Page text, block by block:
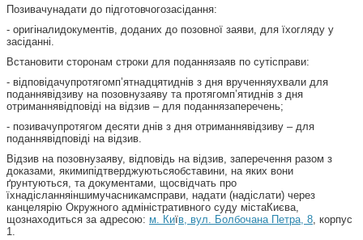
Позивачунадати до підготовчогозасідання:
- оригіналидокументів, доданих до позовної заяви, для їхогляду у
засіданні.
Встановити сторонам строки для поданнязаяв по сутісправи:
- відповідачупротягомп’ятнадцятиднів з дня врученняухвали для
поданнявідзиву на позовнузаяву та протягомп’ятиднів з дня
отриманнявідповіді на відзив – для поданнязаперечень;
- позивачупротягом десяти днів з дня отриманнявідзиву – для
поданнявідповіді на відзив.
Відзив на позовнузаяву, відповідь на відзив, заперечення разом з
доказами, якимипідтверджуютьсяобставини, на яких вони
ґрунтуються, та документами, щосвідчать про
їхнадісланняіншимучасникамсправи, надати (надіслати) через
канцелярію Окружного адміністративного суду містаКиєва,
щознаходиться за адресою: м. Київ, вул. Болбочана Петра, 8, корпус
1.